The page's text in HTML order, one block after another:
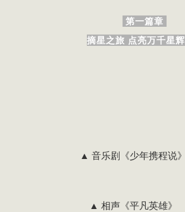
第一篇章
摘星之旅 点亮万千星辉
▲ 音乐剧《少年携程说》
▲ 相声《平凡英雄》